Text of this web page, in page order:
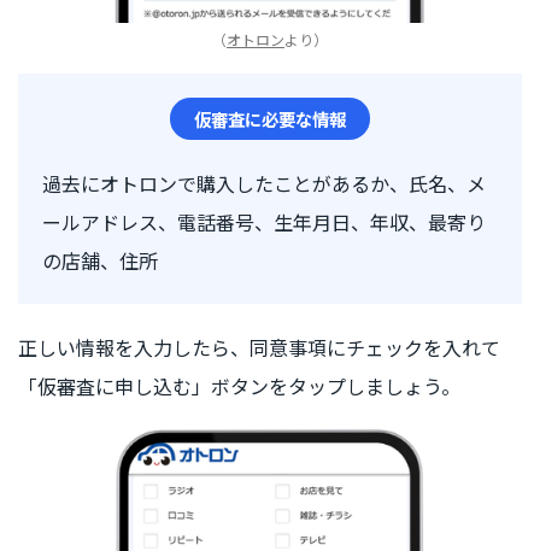
（オトロンより）
仮審査に必要な情報
過去にオトロンで購入したことがあるか、氏名、メ
ールアドレス、電話番号、生年月日、年収、最寄り
の店舗、住所
正しい情報を入力したら、同意事項にチェックを入れて
「仮審査に申し込む」ボタンをタップしましょう。